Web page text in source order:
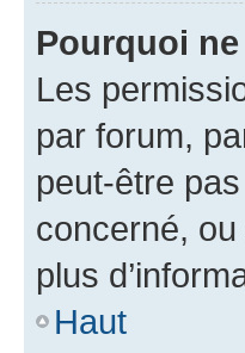
Pourquoi
Les
par forum,
peut-être
concerné,
plus
Haut